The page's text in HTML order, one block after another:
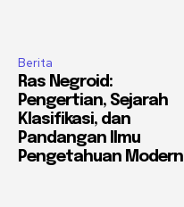
Berita
Ras Negroid:
Pengertian, Sejarah
Klasifikasi, dan
Pandangan Ilmu
Pengetahuan Modern